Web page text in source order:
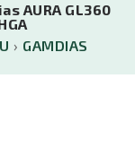
AURA GL360
› GAMDIAS